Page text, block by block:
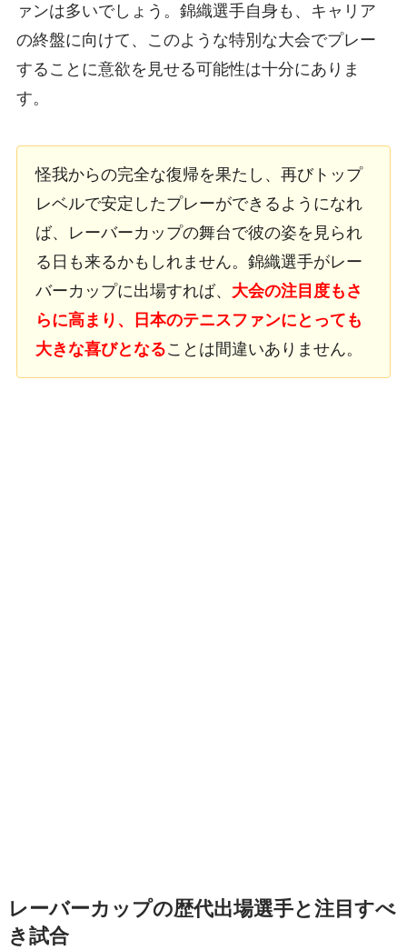
ァンは多いでしょう。錦織選手自身も、キャリア
の終盤に向けて、このような特別な大会でプレー
することに意欲を見せる可能性は十分にありま
す。
怪我からの完全な復帰を果たし、再びトップ
レベルで安定したプレーができるようになれ
ば、レーバーカップの舞台で彼の姿を見られ
る日も来るかもしれません。錦織選手がレー
バーカップに出場すれば、 大会の注目度もさ
らに高まり、日本のテニスファンにとっても
大きな喜びとなることは間違いありません。
レーバーカップの歴代出場選手と注目すべ
き試合